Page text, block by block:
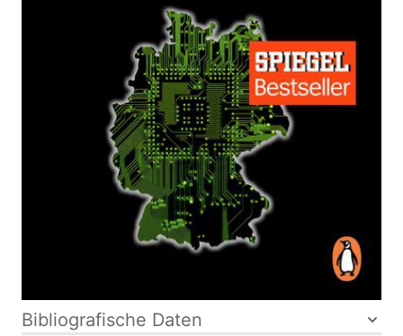
Yvonne Hofstetter
Verlag:
Penguin
12.02.2018
Taschenbuch
512 Seiten
kartoniert
ISBN: 978-3-
328-10202-1
Bibliografische Daten